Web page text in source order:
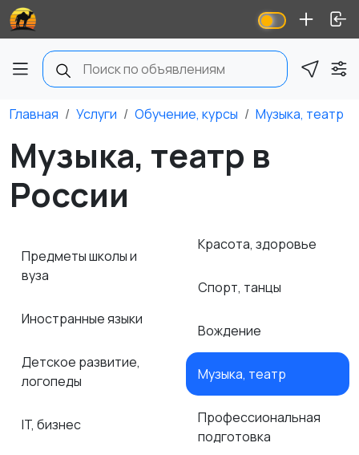
Главная Услуги Обучение, курсы Музыка, театр
Музыка, театр в
России
Предметы школы и
вуза
Иностранные языки
Детское развитие,
логопеды
IT, бизнес
Красота, здоровье
Спорт, танцы
Вождение
Музыка, театр
Профессиональная
подготовка